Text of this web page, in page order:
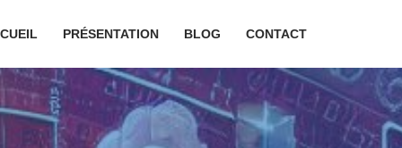
PRÉSENTATION BLOG CONTACT